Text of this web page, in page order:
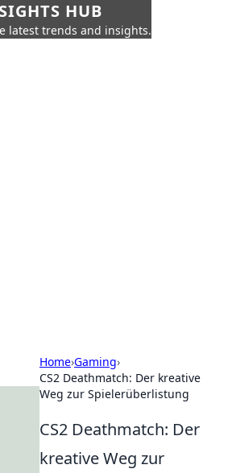
HUB
latest trends and insights.
Home›Gaming›
CS2 Deathmatch: Der kreative
Weg zur Spielerüberlistung
CS2 Deathmatch: Der
kreative Weg zur